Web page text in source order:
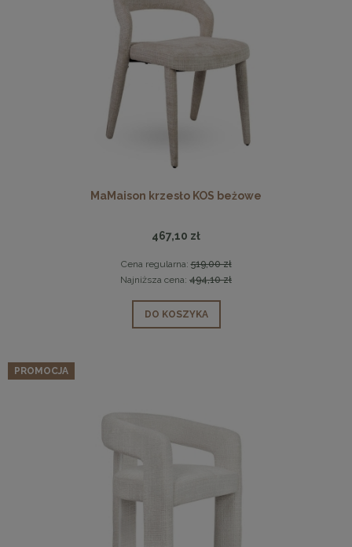
MaMaison krzesło KOS beżowe
467,10 zł
Cena regularna:519,00 zł
Najniższa cena: 494,10 zł
DO KOSZYKA
PROMOCJA